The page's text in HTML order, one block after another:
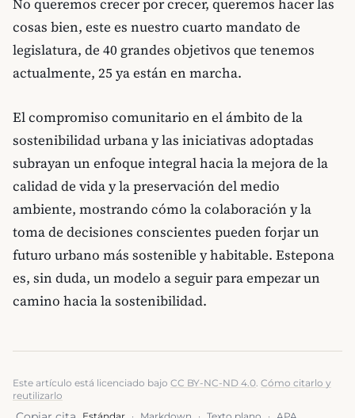
No queremos crecer por crecer, queremos hacer las
cosas bien, este es nuestro cuarto mandato de
legislatura, de 40 grandes objetivos que tenemos
actualmente, 25 ya están en marcha.
El compromiso comunitario en el ámbito de la
sostenibilidad urbana y las iniciativas adoptadas
subrayan un enfoque integral hacia la mejora de la
calidad de vida y la preservación del medio
ambiente, mostrando cómo la colaboración y la
toma de decisiones conscientes pueden forjar un
futuro urbano más sostenible y habitable. Estepona
es, sin duda, un modelo a seguir para empezar un
camino hacia la sostenibilidad.
Este artículo está licenciado bajo CC BY-NC-ND 4.0. Cómo citarlo y
reutilizarlo